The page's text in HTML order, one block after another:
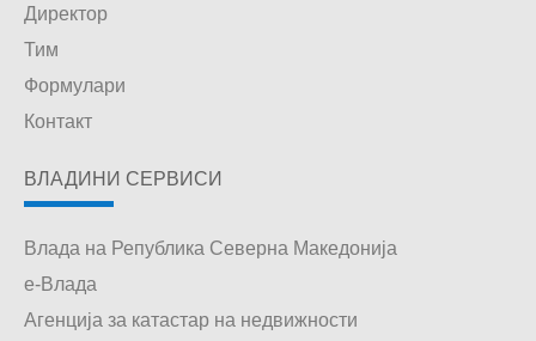
Директор
Тим
Формулари
Контакт
ВЛАДИНИ СЕРВИСИ
Влада на Република Северна Македонија
е-Влада
Агенција за катастар на недвижности